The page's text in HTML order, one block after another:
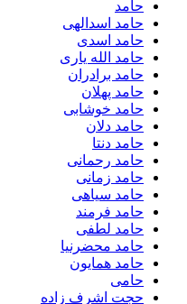
حامد
حامد اسدالهی
حامد اسدی
حامد الله یاری
حامد برادران
حامد پهلان
حامد خوشابی
حامد دلان
حامد دنتا
حامد رحمانی
حامد زمانی
حامد سیاهی
حامد فرمند
حامد لطفی
حامد محضرنیا
حامد همایون
حامی
حجت اشرف زاده